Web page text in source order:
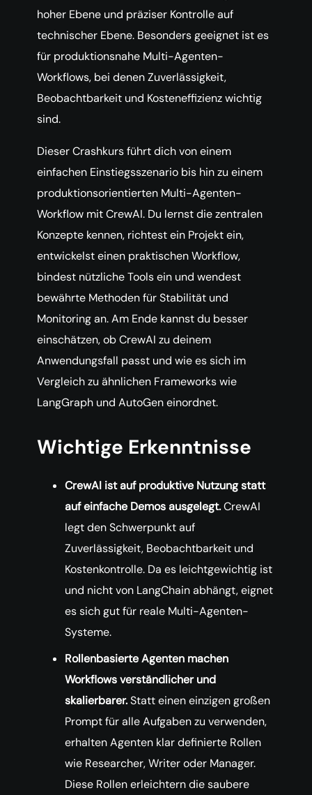
hoher Ebene und präziser Kontrolle auf
technischer Ebene. Besonders geeignet ist es
für produktionsnahe Multi-Agenten-
Workflows, bei denen Zuverlässigkeit,
Beobachtbarkeit und Kosteneffizienz wichtig
sind.
Dieser Crashkurs führt dich von einem
einfachen Einstiegsszenario bis hin zu einem
produktionsorientierten Multi-Agenten-
Workflow mit CrewAI. Du lernst die zentralen
Konzepte kennen, richtest ein Projekt ein,
entwickelst einen praktischen Workflow,
bindest nützliche Tools ein und wendest
bewährte Methoden für Stabilität und
Monitoring an. Am Ende kannst du besser
einschätzen, ob CrewAI zu deinem
Anwendungsfall passt und wie es sich im
Vergleich zu ähnlichen Frameworks wie
LangGraph und AutoGen einordnet.
Wichtige Erkenntnisse
CrewAI ist auf produktive Nutzung statt
auf einfache Demos ausgelegt.CrewAI
legt den Schwerpunkt auf
Zuverlässigkeit, Beobachtbarkeit und
Kostenkontrolle. Da es leichtgewichtig ist
und nicht von LangChain abhängt, eignet
es sich gut für reale Multi-Agenten-
Systeme.
Rollenbasierte Agenten machen
Workflows verständlicher und
skalierbarer.Statt einen einzigen großen
Prompt für alle Aufgaben zu verwenden,
erhalten Agenten klar definierte Rollen
wie Researcher, Writer oder Manager.
Diese Rollen erleichtern die saubere